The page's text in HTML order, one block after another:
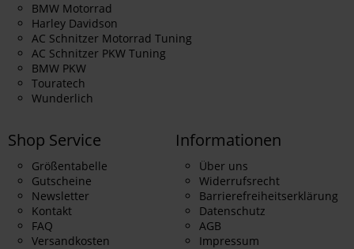
BMW Motorrad
Harley Davidson
AC Schnitzer Motorrad Tuning
AC Schnitzer PKW Tuning
BMW PKW
Touratech
Wunderlich
Shop Service
Größentabelle
Gutscheine
Newsletter
Kontakt
FAQ
Versandkosten
Informationen
Über uns
Widerrufsrecht
Barrierefreiheitserklärung
Datenschutz
AGB
Impressum